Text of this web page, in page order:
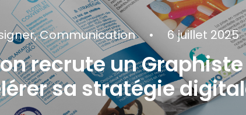
,Communication • 6 juillet 2025
recrute un Graphiste
sa stratégie